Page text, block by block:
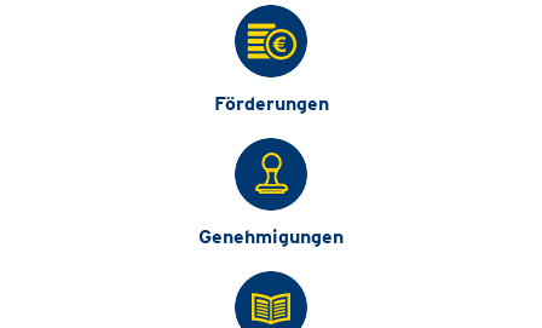
Förderungen
Genehmigungen